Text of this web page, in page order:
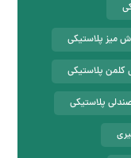
میز پلاستیکی
پلاستیکی
پلاستیکی